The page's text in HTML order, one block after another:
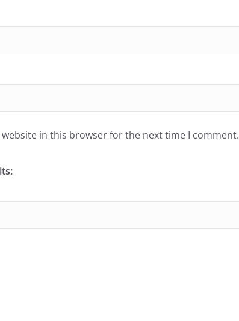
website in this browser for the next time I comment.